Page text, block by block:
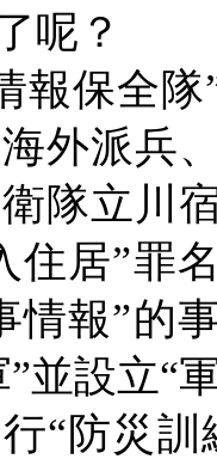
呢？
報保全隊
外派兵
隊立川
住居”罪
情報”的
”並設立“
“ 防災訓